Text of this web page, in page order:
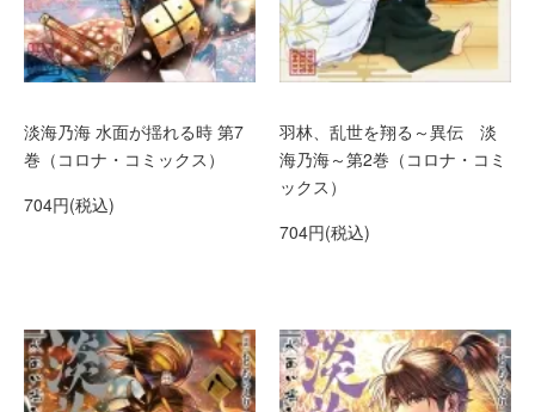
淡海乃海 水面が揺れる時 第7
巻（コロナ・コミックス）
704円(税込)
羽林、乱世を翔る～異伝 淡
海乃海～第2巻（コロナ・コミ
ックス）
704円(税込)